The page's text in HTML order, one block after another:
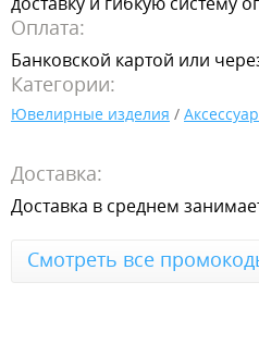
Оплата:
Банковской картой или
Категории:
Ювелирные изделия /
Доставка:
Доставка в среднем
Смотреть все